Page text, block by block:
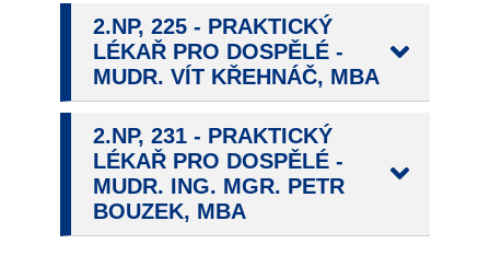
2.NP, 225 - PRAKTICKÝ
LÉKAŘ PRO DOSPĚLÉ -
MUDR. VÍT KŘEHNÁČ, MBA
2.NP, 231 - PRAKTICKÝ
LÉKAŘ PRO DOSPĚLÉ -
MUDR. ING. MGR. PETR
BOUZEK, MBA
Pokud
vypnete
používání
analytických
cookies ve
vztahu k Vaší
návštěvě,
možnost